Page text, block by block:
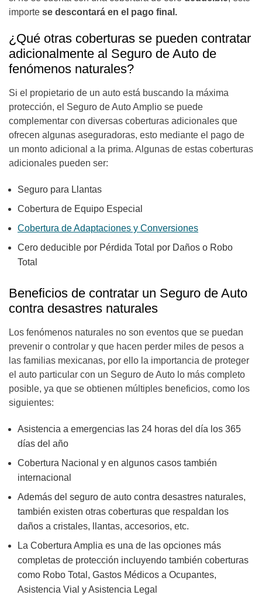
importe se descontará en el pago final.
¿Qué otras coberturas se pueden contratar
adicionalmente al Seguro de Auto de
fenómenos naturales?
Si el propietario de un auto está buscando la máxima
protección, el Seguro de Auto Amplio se puede
complementar con diversas coberturas adicionales que
ofrecen algunas aseguradoras, esto mediante el pago de
un monto adicional a la prima. Algunas de estas coberturas
adicionales pueden ser:
Seguro para Llantas
Cobertura de Equipo Especial
Cobertura de Adaptaciones y Conversiones
Cero deducible por Pérdida Total por Daños o Robo
Total
Beneficios de contratar un Seguro de Auto
contra desastres naturales
Los fenómenos naturales no son eventos que se puedan
prevenir o controlar y que hacen perder miles de pesos a
las familias mexicanas, por ello la importancia de proteger
el auto particular con un Seguro de Auto lo más completo
posible, ya que se obtienen múltiples beneficios, como los
siguientes:
Asistencia a emergencias las 24 horas del día los 365
días del año
Cobertura Nacional y en algunos casos también
internacional
Además del seguro de auto contra desastres naturales,
también existen otras coberturas que respaldan los
daños a cristales, llantas, accesorios, etc.
La Cobertura Amplia es una de las opciones más
completas de protección incluyendo también coberturas
como Robo Total, Gastos Médicos a Ocupantes,
Asistencia Vial y Asistencia Legal